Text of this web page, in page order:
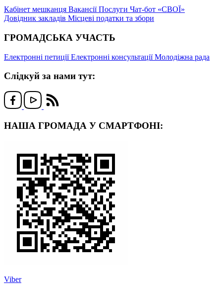
Кабінет мешканця ВакансіїПослуги Чат-бот «СВОЇ»
Довідник закладів Місцеві податки та збори
ГРОМАДСЬКА УЧАСТЬ
Електронні петиціїЕлектронні консультаціїМолодіжна рада
Слідкуй за нами тут:
НАША ГРОМАДА У СМАРТФОНІ:
Viber